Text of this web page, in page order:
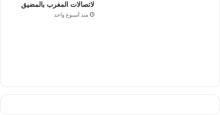
لاتصالات المغرب بالمضيق
منذ أسبوع واحد